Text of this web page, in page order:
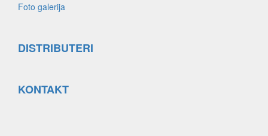
Foto galerija
DISTRIBUTERI
KONTAKT